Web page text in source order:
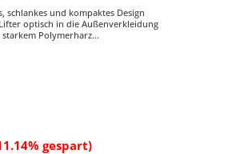
schlankes und kompaktes Design
optisch in die Außenverkleidung
starkem Polymerharz
gespart)